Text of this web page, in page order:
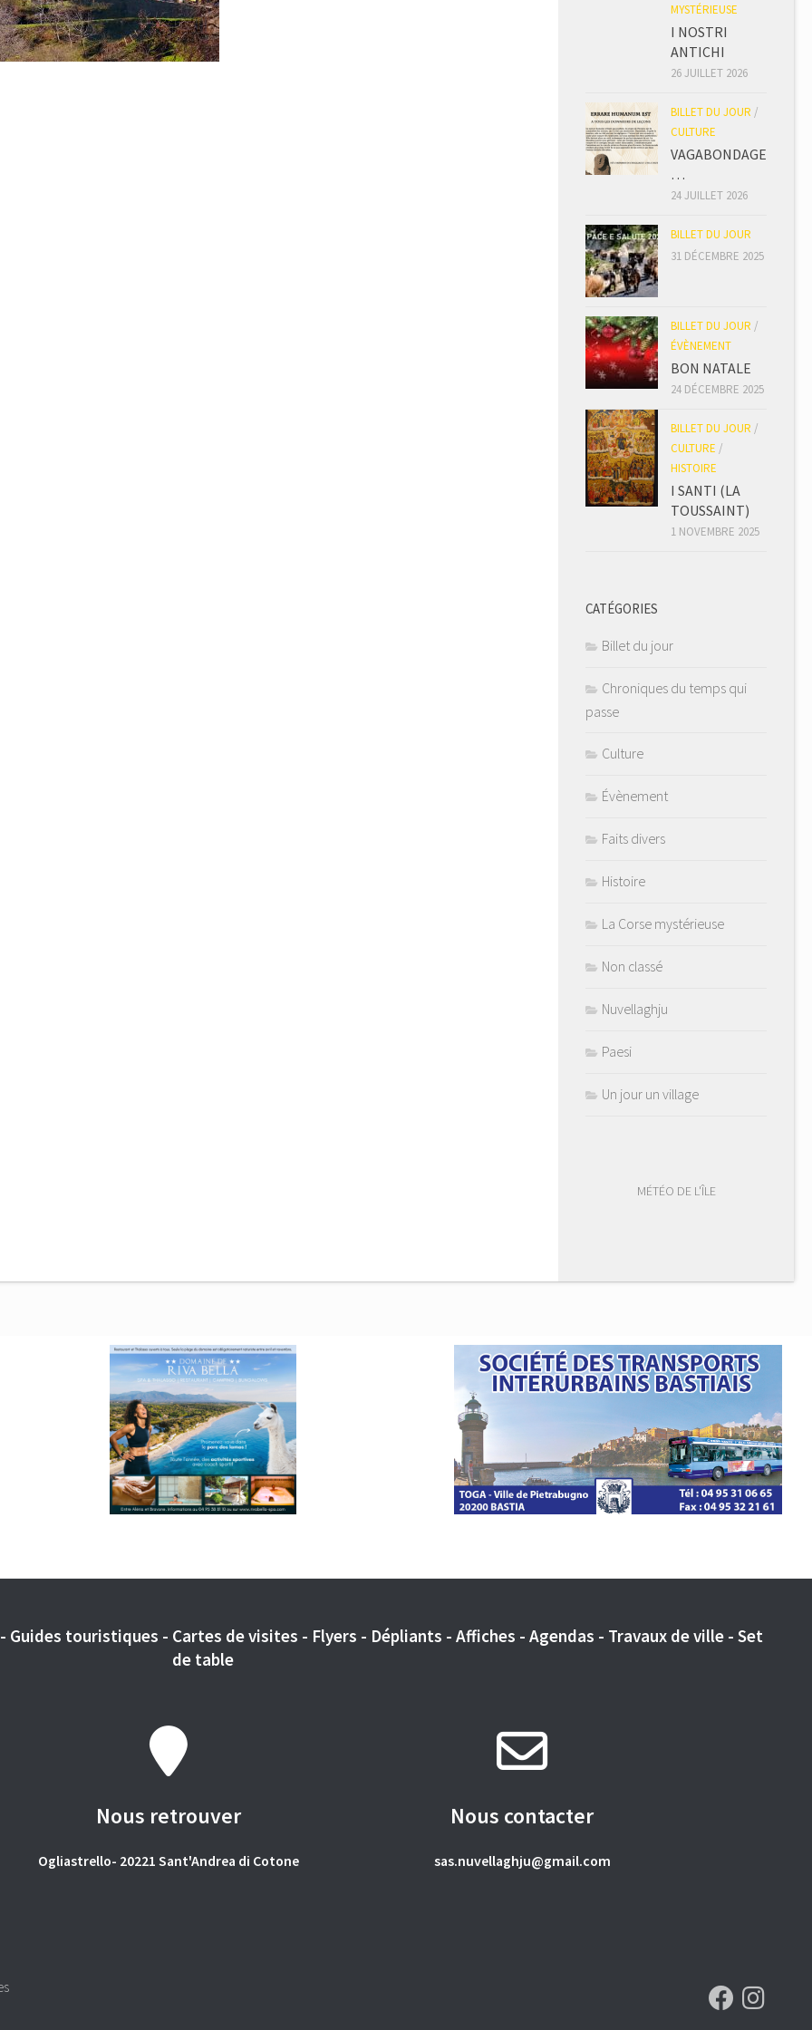
MYSTÉRIEUSE
I NOSTRI
ANTICHI
26 JUILLET 2026
BILLET DU JOUR /
CULTURE
VAGABONDAGE
…
24 JUILLET 2026
BILLET DU JOUR
31 DÉCEMBRE 2025
BILLET DU JOUR /
ÉVÈNEMENT
BON NATALE
24 DÉCEMBRE 2025
BILLET DU JOUR /
CULTURE /
HISTOIRE
I SANTI (LA
TOUSSAINT)
1 NOVEMBRE 2025
CATÉGORIES
Billet du jour
Chroniques du temps qui
passe
Culture
Évènement
Faits divers
Histoire
La Corse mystérieuse
Non classé
Nuvellaghju
Paesi
Un jour un village
MÉTÉO DE L'ÎLE
touristiques - Cartes de visites - Flyers - Dépliants - Affiches - Agendas - Travaux de ville - Set
de table
Nous retrouver
Ogliastrello- 20221 Sant'Andrea di Cotone
Nous contacter
sas.nuvellaghju@gmail.com